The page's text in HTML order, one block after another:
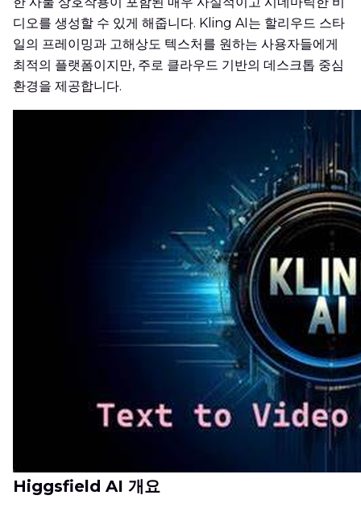
디오를 생성할 수 있게 해줍니다. Kling AI는 할리우드 스타
일의 프레이밍과 고해상도 텍스처를 원하는 사용자들에게
최적의 플랫폼이지만, 주로 클라우드 기반의 데스크톱 중심
환경을 제공합니다.
Higgsfield AI 개요